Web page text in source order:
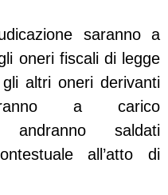
saranno a
oneri fiscali di legge
altri oneri derivanti
a carico
andranno saldati
all’atto di